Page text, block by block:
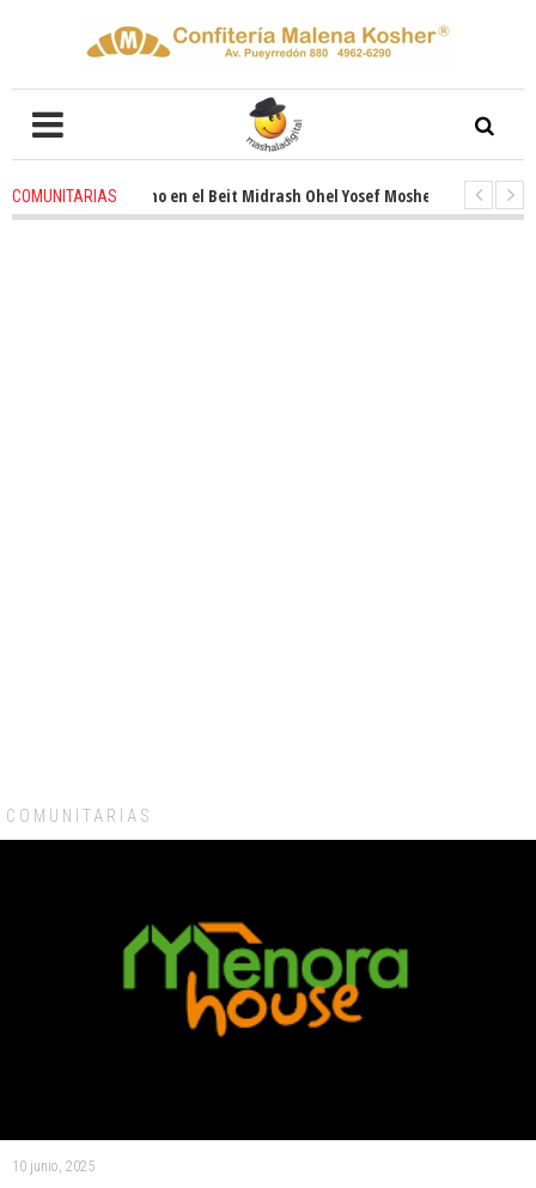
COMUNITARIAS
entusiasmo en el Beit Midrash Ohel Yosef Moshe 4 weeks ago
COMUNITARIAS
10 junio, 2025